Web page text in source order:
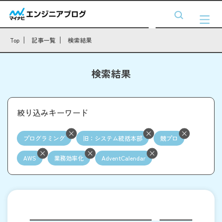
Top 記事一覧 検索結果
検索結果
絞り込みキーワード
プログラミング 旧：システム統括本部 競プロ
AWS 業務効率化 AdventCalendar